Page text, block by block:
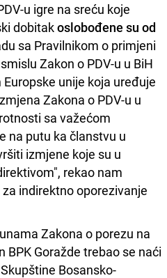
u igre na sreću koje
dobitakoslobođene su od
sa Pravilnikom o primjeni
Zakon o PDV-u u BiH
unije koja uređuje
Zakona o PDV-u u
sa važećom
na putu ka članstvu u
izmjene koje su u
rekao nam
indirektno oporezivanje
Zakona o porezu na
BPK Goražde trebao se naći
Bosansko-